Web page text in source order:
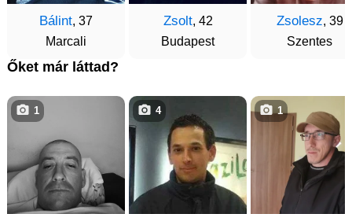
Bálint, 37
Marcali
Zsolt, 42
Budapest
Zsolesz, 39
Szentes
Őket már láttad?
1 4 1